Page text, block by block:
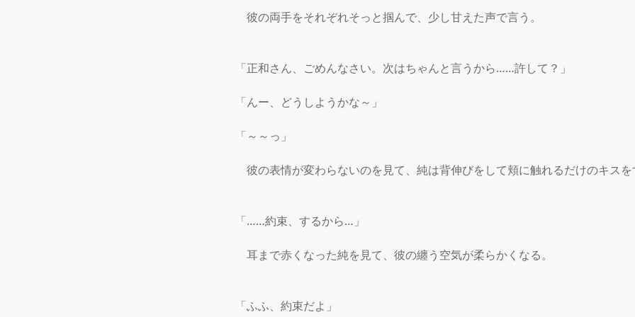
彼の両手をそれぞれそっと掴んで、少し甘えた声で言う。
「正和さん、ごめんなさい。次はちゃんと言うから……許して？」
「んー、どうしようかな～」
「～～っ」
彼の表情が変わらないのを見て、純は背伸びをして頬に触れるだけのキス
「……約束、するから…」
耳まで赤くなった純を見て、彼の纏う空気が柔らかくなる。
「ふふ、約束だよ」